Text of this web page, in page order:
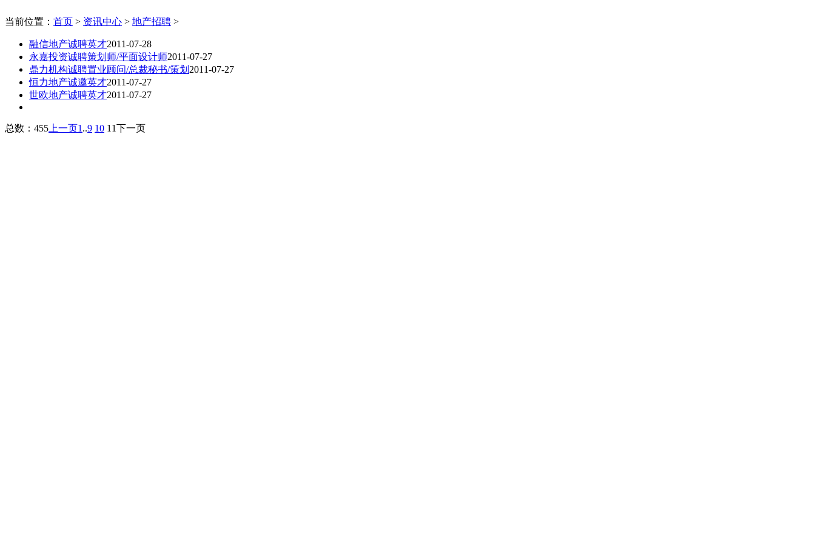
当前位置： 首页 > 资讯中心 > 地产招聘 >
融信地产诚聘英才2011-07-28
永嘉投资诚聘策划师/平面设计师2011-07-27
鼎力机构诚聘置业顾问/总裁秘书/策划 2011-07-27
恒力地产诚邀英才2011-07-27
世欧地产诚聘英才2011-07-27
总数：455 上一页1 ..9 10 11下一页